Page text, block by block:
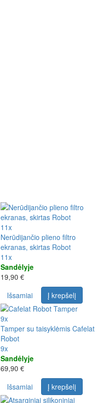
11x
Nerūdijančio plieno filtro
ekranas, skirtas Robot
11x
Sandėlyje
19,90 €
Išsamiai
Į krepšelį
9x
Tamper su taisyklėmis Cafelat
Robot
9x
Sandėlyje
69,90 €
Išsamiai
Į krepšelį